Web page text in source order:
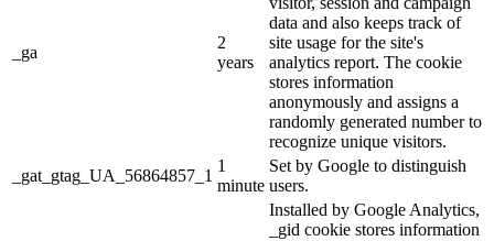
_ga
2
years
data and also keeps track of
site usage for the site's
analytics report. The cookie
stores information
anonymously and assigns a
randomly generated number to
recognize unique visitors.
_gat_gtag_UA_56864857_1
1
minute
Set by Google to distinguish
users.
Installed by Google Analytics,
_gid cookie stores information